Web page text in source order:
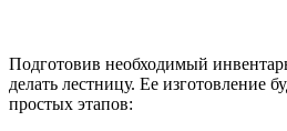
Подготовив необходимый
делать лестницу. Ее изготовление
простых этапов: